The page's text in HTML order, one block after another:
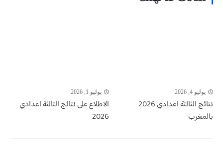
يوليو 4, 2026
نتائج الثالثة اعدادي 2026
بالمغرب
يوليو 1, 2026
الاطلاع على نتائج الثالثة اعدادي
2026